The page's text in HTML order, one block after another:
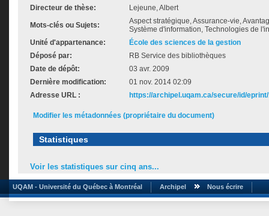
Directeur de thèse: Lejeune, Albert
Mots-clés ou Sujets:
Aspect stratégique, Assurance-vie,
Système d'information, Technologies de
Unité d'appartenance:
École des sciences de la gestion
Déposé par:
RB Service des bibliothèques
Date de dépôt:
03 avr. 2009
Dernière modification:
01 nov. 2014 02:09
Adresse URL :
https://archipel.uqam.ca/secure/id/
Modifier les métadonnées (propriétaire du document)
Statistiques
Voir les statistiques sur cinq ans...
UQAM - Université du Québec à Montréal Archipel Nous écrire